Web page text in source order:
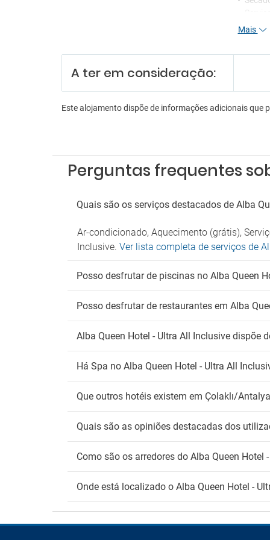
Bilhar
Lojas
Não
Zona
Mais
A ter em consideração:
Este alojamento dispõe de informações adicionais que
Perguntas frequentes
Quais são os serviços destacados de Alba
Ar-condicionado, Aquecimento (grátis),
Inclusive. Ver lista completa de serviços de
Posso desfrutar de piscinas no Alba Queen
Posso desfrutar de restaurantes em Alba
Alba Queen Hotel - Ultra All Inclusive dispõe
Há Spa no Alba Queen Hotel - Ultra All
Que outros hotéis existem em Çolaklı/
Quais são as opiniões destacadas dos
Como são os arredores do Alba Queen Hotel
Onde está localizado o Alba Queen Hotel -